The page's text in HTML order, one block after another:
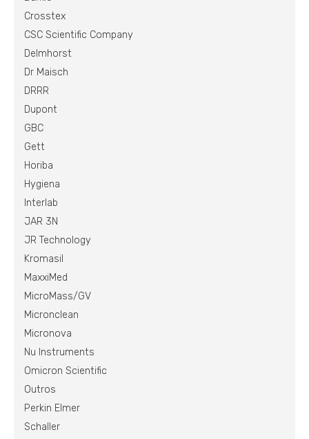
Crosstex
CSC Scientific Company
Delmhorst
Dr Maisch
DRRR
Dupont
GBC
Gett
Horiba
Hygiena
Interlab
JAR 3N
JR Technology
Kromasil
MaxxiMed
MicroMass/GV
Micronclean
Micronova
Nu Instruments
Omicron Scientific
Outros
Perkin Elmer
Schaller